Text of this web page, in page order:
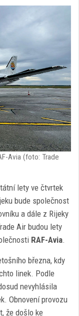
Avia (foto: Trade
lety ve čtvrtek
bude společnost
a dále z Rijeky
Air budou lety
RAF-Avia.
března, kdy
linek. Podle
nevyhlásila
Obnovení provozu
že došlo ke